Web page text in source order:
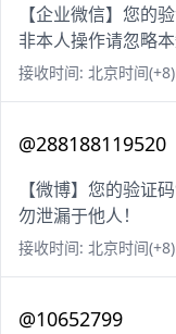
【企业微信】您的
非本人操作请忽略本
接收时间: 北京时间
@288188119520
【微博】您的验证
勿泄漏于他人！
接收时间: 北京时间
@10652799